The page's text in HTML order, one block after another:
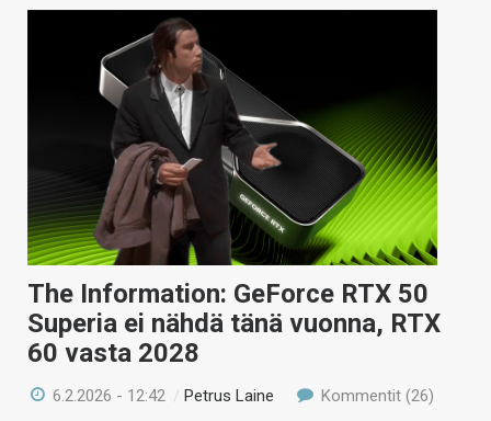
VAIHDA TEEMA
HAKU
The Information: GeForce RTX 50
Superia ei nähdä tänä vuonna, RTX
60 vasta 2028
6.2.2026 - 12:42 /Petrus Laine Kommentit (26)